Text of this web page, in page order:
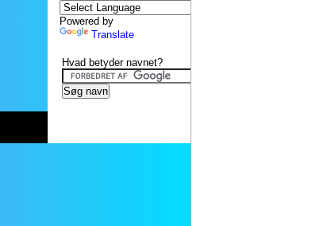
Powered by
Translate
Hvad betyder navnet?